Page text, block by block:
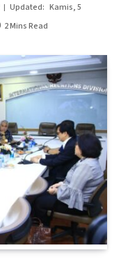
Updated: Kamis, 5
2 Mins Read